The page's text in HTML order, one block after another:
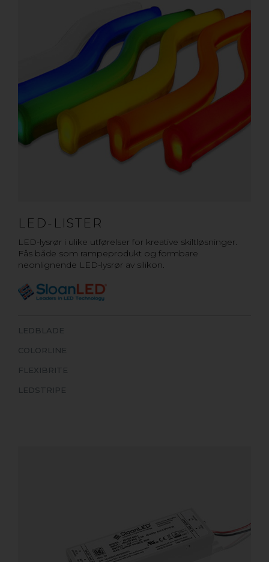
LED-LISTER
LED-lysrør i ulike utførelser for kreative skiltløsninger.
Fås både som rampeprodukt og formbare
neonlignende LED-lysrør av silikon.
LEDBLADE
COLORLINE
FLEXIBRITE
LEDSTRIPE